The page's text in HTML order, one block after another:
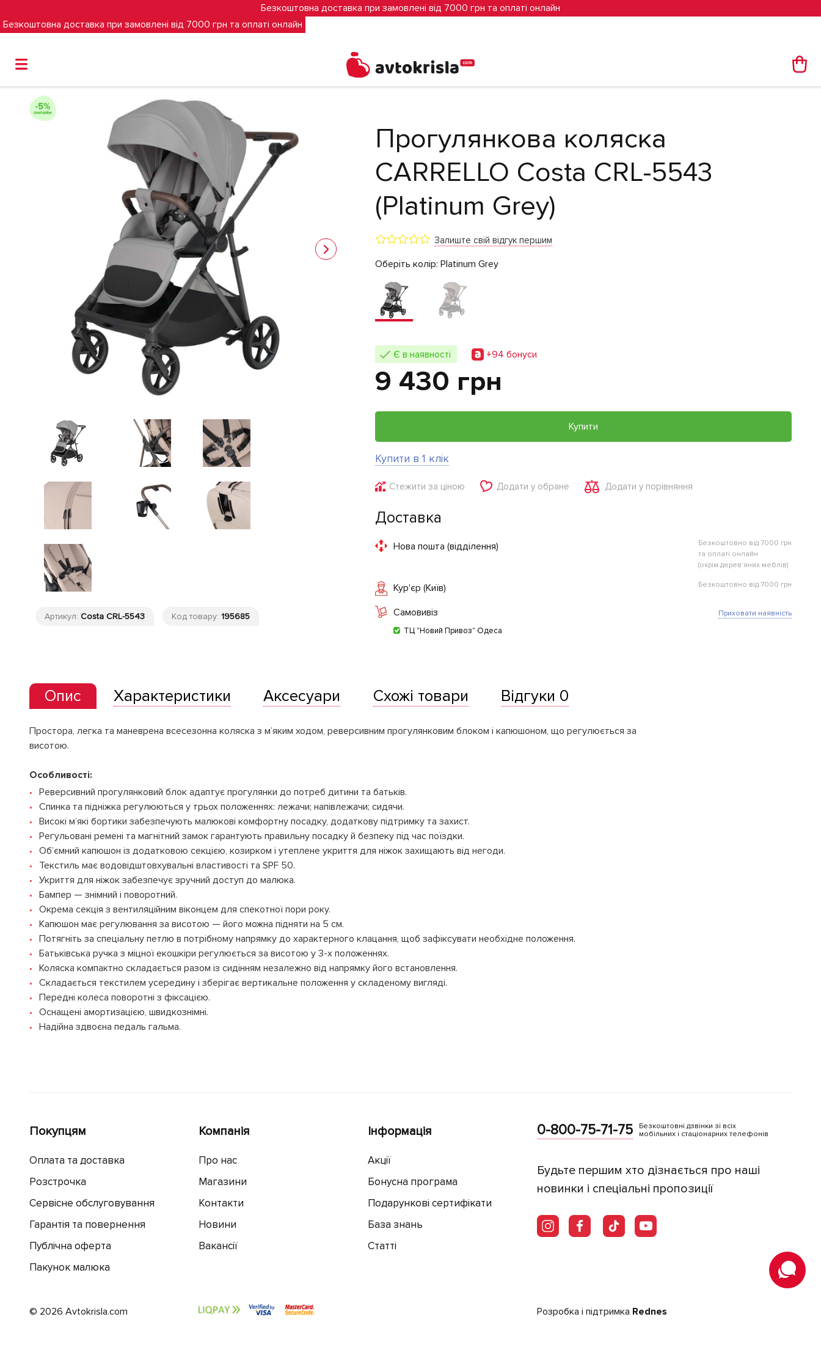
Безкоштовна доставка при замовлені від 7000 грн та оплаті онлайн
Безкоштовна доставка при замовлені від 7000 грн та оплаті онлайн
Артикул: Costa CRL-5543 Код товару: 195685
Прогулянкова коляска
CARRELLO Costa CRL-5543
(Platinum Grey)
Залиште свій відгук першим
Оберіть колір: Platinum Grey
Є в наявності +94 бонуси
9 430 грн
Купити
Купити в 1 клік
Стежити за ціною Додати у обране Додати у порівняння
Доставка
Нова пошта (відділення)
Безкоштовно від 7000 грн
та оплаті онлайн
(окрім дерев'яних меблів)
Кур'єр (Київ) Безкоштовно від 7000 грн
Самовивіз
ТЦ "Новий Привоз" Одеса
Приховати наявність
Опис Характеристики Аксесуари Схожі товари Відгуки 0
Простора, легка та маневрена всесезонна коляска з м’яким ходом, реверсивним прогулянковим блоком і капюшоном, що регулюється за
висотою.
Особливості:
Реверсивний прогулянковий блок адаптує прогулянки до потреб дитини та батьків.
Спинка та підніжка регулюються у трьох положеннях: лежачи; напівлежачи; сидячи.
Високі м’які бортики забезпечують малюкові комфортну посадку, додаткову підтримку та захист.
Регульовані ремені та магнітний замок гарантують правильну посадку й безпеку під час поїздки.
Об’ємний капюшон із додатковою секцією, козирком і утеплене укриття для ніжок захищають від негоди.
Текстиль має водовідштовхувальні властивості та SPF 50.
Укриття для ніжок забезпечує зручний доступ до малюка.
Бампер — знімний і поворотний.
Окрема секція з вентиляційним віконцем для спекотної пори року.
Капюшон має регулювання за висотою — його можна підняти на 5 см.
Потягніть за спеціальну петлю в потрібному напрямку до характерного клацання, щоб зафіксувати необхідне положення.
Батьківська ручка з міцної екошкіри регулюється за висотою у 3-х положеннях.
Коляска компактно складається разом із сидінням незалежно від напрямку його встановлення.
Складається текстилем усередину і зберігає вертикальне положення у складеному вигляді.
Передні колеса поворотні з фіксацією.
Оснащені амортизацією, швидкознімні.
Надійна здвоєна педаль гальма.
Покупцям
Оплата та доставка
Розстрочка
Сервісне обслуговування
Гарантія та повернення
Публічна оферта
Пакунок малюка
Компанія
Про нас
Магазини
Контакти
Новини
Вакансії
Інформація
Акції
Бонусна програма
Подарункові сертифікати
База знань
Статті
0-800-75-71-75
Безкоштовні дзвінки зі всіх
мобільних і стаціонарних телефонів
Будьте першим хто дізнається про наші
новинки і спеціальні пропозиції
© 2026 Avtokrisla.com Розробка і підтримка Rednes